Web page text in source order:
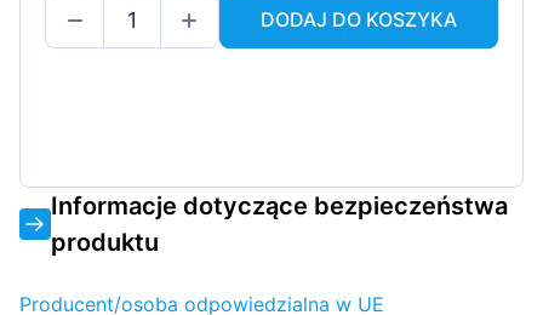
DODAJ DO KOSZYKA
Informacje dotyczące bezpieczeństwa
produktu
Producent/osoba odpowiedzialna w UE